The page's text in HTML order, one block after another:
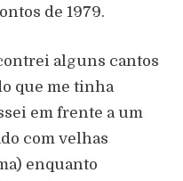
de 1979.
alguns cantos
que me tinha
em frente a um
com velhas
enquanto